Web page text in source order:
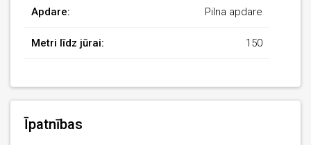
Apdare: Pilna apdare
Metri līdz jūrai: 150
Īpatnības